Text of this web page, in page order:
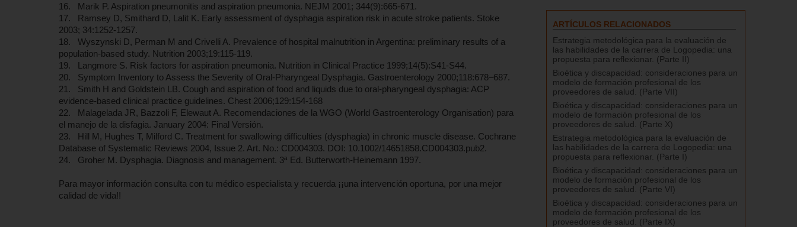
16. Marik P. Aspiration pneumonitis and aspiration pneumonia. NEJM 2001; 344(9):665-671.
17. Ramsey D, Smithard D, Lalit K. Early assessment of dysphagia aspiration risk in acute stroke patients. Stoke
2003; 34:1252-1257.
18. Wyszynski D, Perman M and Crivelli A. Prevalence of hospital malnutrition in Argentina: preliminary results of a
population-based study. Nutrition 2003;19:115-119.
19. Langmore S. Risk factors for aspiration pneumonia. Nutrition in Clinical Practice 1999;14(5):S41-S44.
20. Symptom Inventory to Assess the Severity of Oral-Pharyngeal Dysphagia. Gastroenterology 2000;118:678–687.
21. Smith H and Goldstein LB. Cough and aspiration of food and liquids due to oral-pharyngeal dysphagia: ACP
evidence-based clinical practice guidelines. Chest 2006;129:154-168
22. Malagelada JR, Bazzoli F, Elewaut A. Recomendaciones de la WGO (World Gastroenterology Organisation) para
el manejo de la disfagia. January 2004: Final Versión.
23. Hill M, Hughes T, Milford C. Treatment for swallowing difficulties (dysphagia) in chronic muscle disease. Cochrane
Database of Systematic Reviews 2004, Issue 2. Art. No.: CD004303. DOI: 10.1002/14651858.CD004303.pub2.
24. Groher M. Dysphagia. Diagnosis and management. 3ª Ed. Butterworth-Heinemann 1997.
Para mayor información consulta con tu médico especialista y recuerda ¡¡una intervención oportuna, por una mejor
calidad de vida!!
ARTÍCULOS RELACIONADOS
Estrategia metodológica para la evaluación de
las habilidades de la carrera de Logopedia: una
propuesta para reflexionar. (Parte II)
Bioética y discapacidad: consideraciones para un
modelo de formación profesional de los
proveedores de salud. (Parte VII)
Bioética y discapacidad: consideraciones para un
modelo de formación profesional de los
proveedores de salud. (Parte X)
Estrategia metodológica para la evaluación de
las habilidades de la carrera de Logopedia: una
propuesta para reflexionar. (Parte I)
Bioética y discapacidad: consideraciones para un
modelo de formación profesional de los
proveedores de salud. (Parte VI)
Bioética y discapacidad: consideraciones para un
modelo de formación profesional de los
proveedores de salud. (Parte IX)